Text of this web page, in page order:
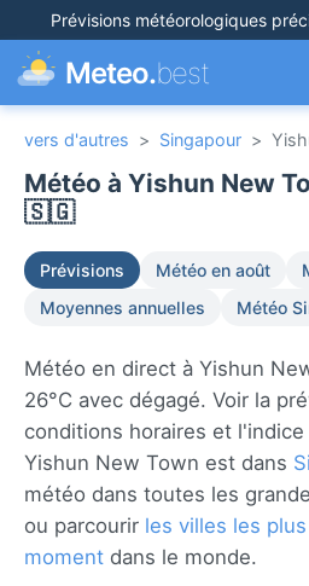
Prévisions météorologiques
Meteo.best
vers d'autres > Singapour >
Météo à Yishun New
🇸🇬
Prévisions Météo en août
Moyennes annuelles
Météo
Météo en direct à Yishun
26°C avec dégagé. Voir la
conditions horaires et
Yishun New Town est dans
météo dans toutes les
ou parcourir les villes les
moment dans le monde.